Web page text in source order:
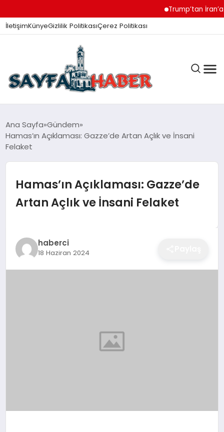
Trump’tan İran’a
İletişimKünyeGizlilik PolitikasıÇerez Politikası
ANA SAYFA
GÜNDEM
İZMIR HABERLERI
EKONOMI
Ana Sayfa Gündem
Hamas’ın Açıklaması: Gazze’de Artan Açlık ve İnsani
Felaket
Hamas’ın Açıklaması: Gazze’de
Artan Açlık ve İnsani Felaket
haberci
18 Haziran 2024